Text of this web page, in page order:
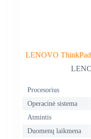
LENOVO
Procesorius
Operacinė sistema
Atmintis
Duomenų laikmena